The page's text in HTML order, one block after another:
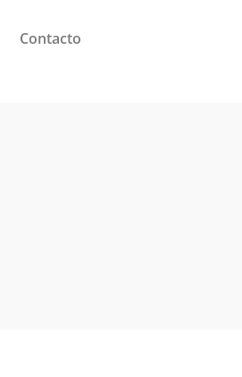
Contacto